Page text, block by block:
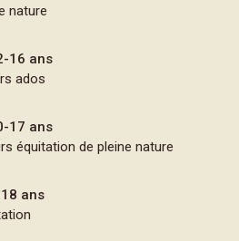
nature
16 ans
ados
17 ans
équitation de pleine nature
ans